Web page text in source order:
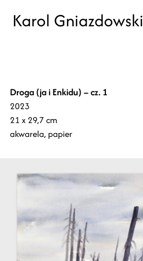
Karol Gniazdowski
Droga (ja i Enkidu) – cz. 1
2023
21 x 29,7 cm
akwarela, papier